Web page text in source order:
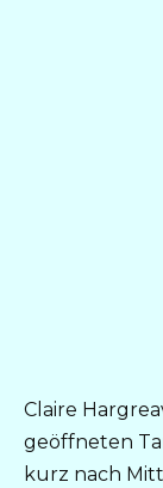
Claire
geöffneten
kurz nach